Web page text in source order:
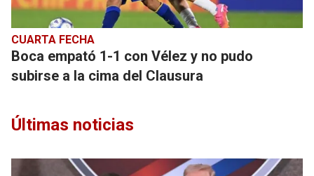
CUARTA FECHA
Boca empató 1-1 con Vélez y no pudo
subirse a la cima del Clausura
Últimas noticias